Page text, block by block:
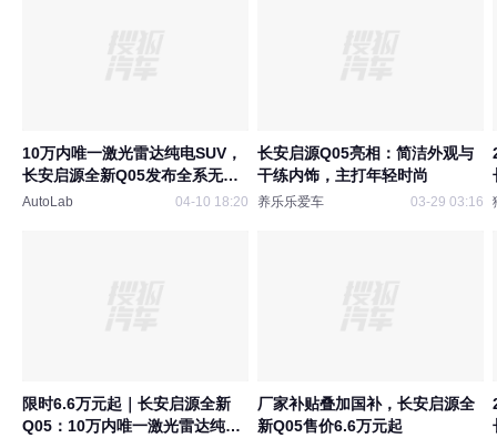
10万内唯一激光雷达纯电SUV，
长安启源全新Q05发布全系无门
槛超级置换
AutoLab 04-10 18:20
长安启源Q05亮相：简洁外观与
干练内饰，主打年轻时尚
养乐乐爱车 03-29 03:16
限时6.6万元起｜长安启源全新
Q05：10万内唯一激光雷达纯电
厂家补贴叠加国补，长安启源全
新Q05售价6.6万元起